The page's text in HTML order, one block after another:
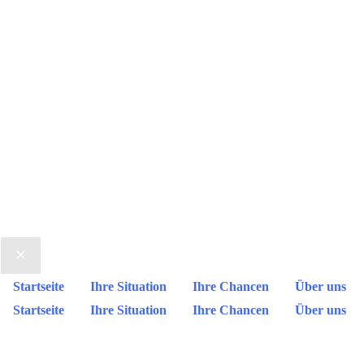
Startseite Ihre Situation Ihre Chancen Über uns
Startseite
Ihre Situation Ihre Chancen Über uns